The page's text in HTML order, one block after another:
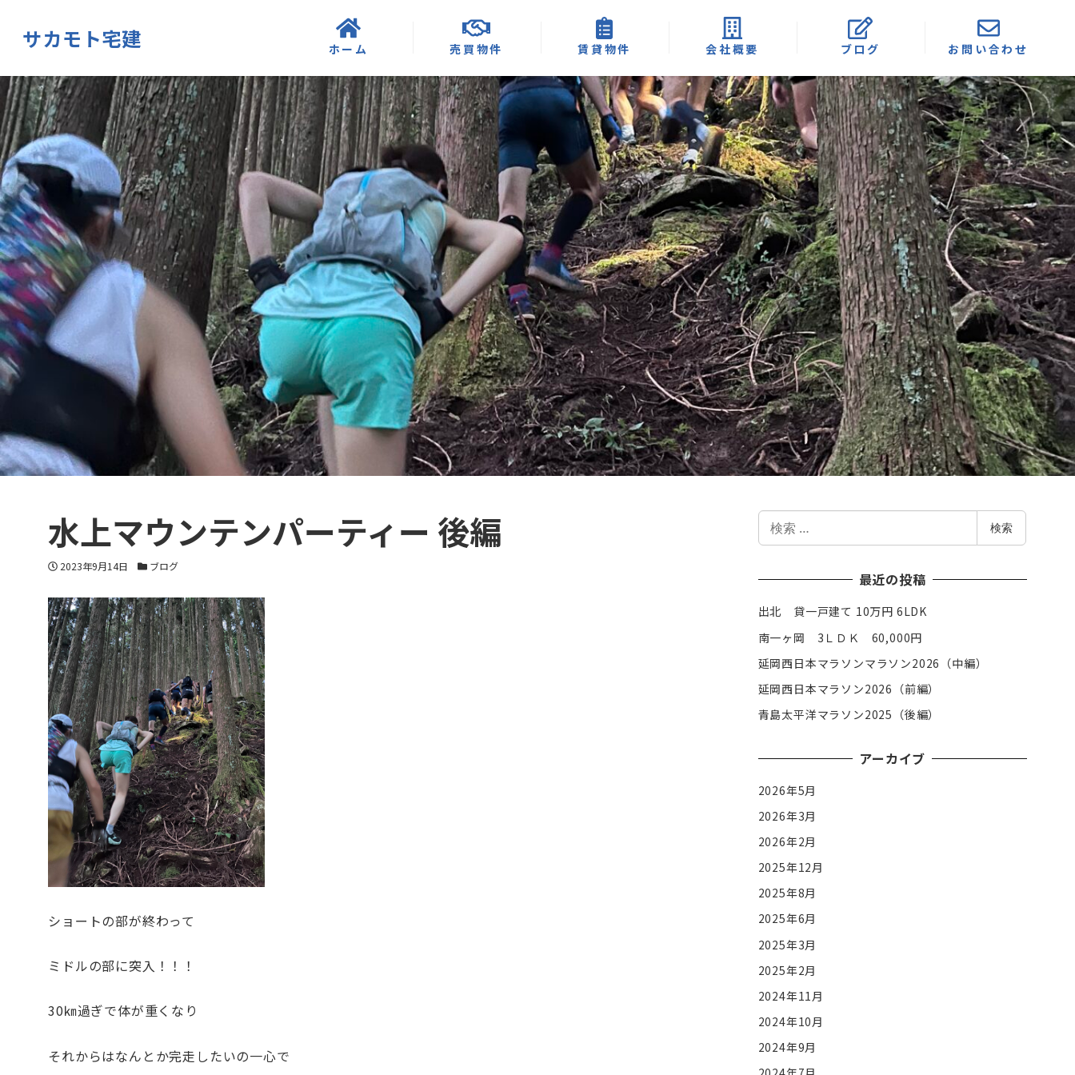
サカモト宅建 ホーム 売買物件 賃貸物件 会社概要 ブログ お問い合わせ
水上マウンテンパーティー 後編
投稿日
2023年9月14日 カテゴリー
ブログ
ショートの部が終わって
ミドルの部に突入！！！
30㎞過ぎで体が重くなり
それからはなんとか完走したいの一心で
検
索
検索
最近の投稿
出北 貸一戸建て 10万円 6LDK
南一ヶ岡 3ＬＤＫ 60,000円
延岡西日本マラソンマラソン2026（中編）
延岡西日本マラソン2026（前編）
青島太平洋マラソン2025（後編）
アーカイブ
2026年5月
2026年3月
2026年2月
2025年12月
2025年8月
2025年6月
2025年3月
2025年2月
2024年11月
2024年10月
2024年9月